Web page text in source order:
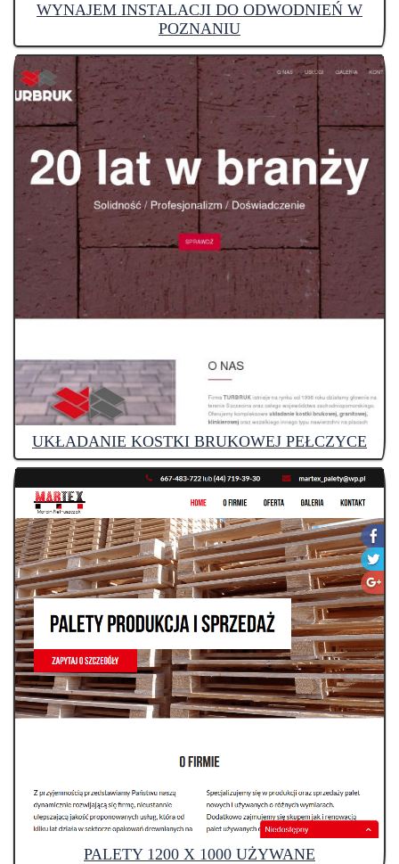
WYNAJEM INSTALACJI DO ODWODNIEŃ W
POZNANIU
UKŁADANIE KOSTKI BRUKOWEJ PEŁCZYCE
PALETY 1200 X 1000 UŻYWANE